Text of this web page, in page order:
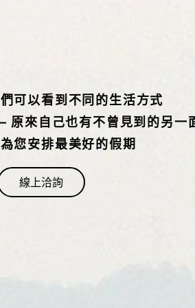
可以看到不同的生活方式
原來自己也有不曾見到的另一
您安排最美好的假期
線上洽詢